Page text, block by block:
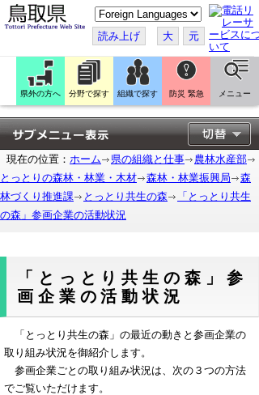
こ
の
ペ
ー
ジ
翻
訳
す
る
読み上げ 大 元
県外の方へ 分野で探す 組織で探す 防災 緊急 メニュー
現在の位置： ホーム 県の組織と仕事
農林水産部
とっとりの森林・林業・木材
森林・林業振興局
森
林づくり推進課
とっとり共生の森
「とっとり共生
の森」参画企業の活動状況
「とっとり共生の森」参
画企業の活動状況
「とっとり共生の森」の最近の動きと参画企業の
取り組み状況を御紹介します。
参画企業ごとの取り組み状況は、次の３つの方法
でご覧いただけます。